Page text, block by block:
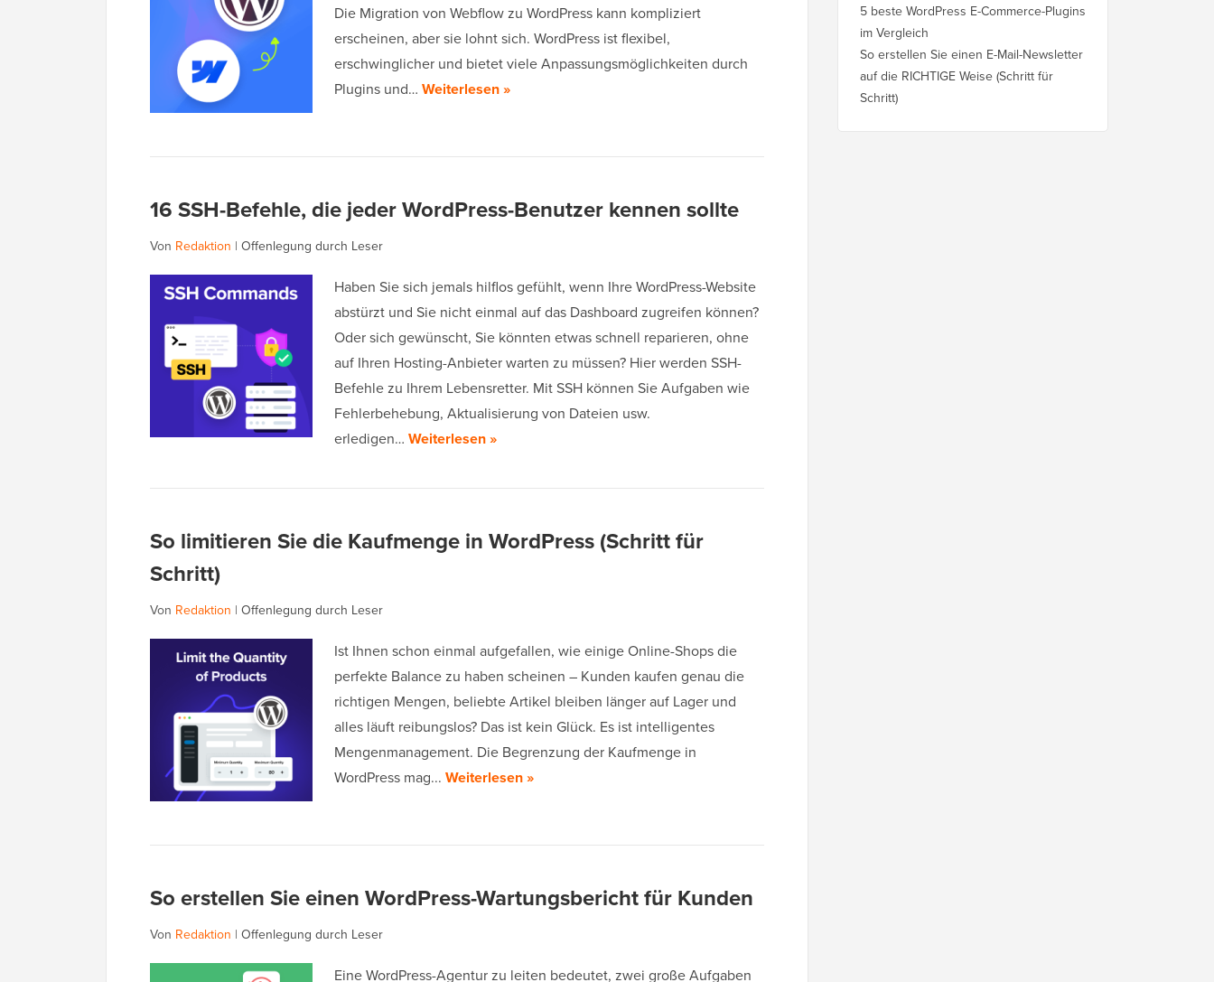
Die Migration von Webflow zu WordPress kann kompliziert
erscheinen, aber sie lohnt sich. WordPress ist flexibel,
erschwinglicher und bietet viele Anpassungsmöglichkeiten durch
Plugins und… Weiterlesen »
16 SSH-Befehle, die jeder WordPress-Benutzer kennen sollte
Von Redaktion | Offenlegung durch Leser
Haben Sie sich jemals hilflos gefühlt, wenn Ihre WordPress-Website
abstürzt und Sie nicht einmal auf das Dashboard zugreifen können?
Oder sich gewünscht, Sie könnten etwas schnell reparieren, ohne
auf Ihren Hosting-Anbieter warten zu müssen? Hier werden SSH-
Befehle zu Ihrem Lebensretter. Mit SSH können Sie Aufgaben wie
Fehlerbehebung, Aktualisierung von Dateien usw.
erledigen… Weiterlesen »
So limitieren Sie die Kaufmenge in WordPress (Schritt für
Schritt)
Von Redaktion | Offenlegung durch Leser
Ist Ihnen schon einmal aufgefallen, wie einige Online-Shops die
perfekte Balance zu haben scheinen – Kunden kaufen genau die
richtigen Mengen, beliebte Artikel bleiben länger auf Lager und
alles läuft reibungslos? Das ist kein Glück. Es ist intelligentes
Mengenmanagement. Die Begrenzung der Kaufmenge in
WordPress mag... Weiterlesen »
So erstellen Sie einen WordPress-Wartungsbericht für Kunden
Von Redaktion | Offenlegung durch Leser
Eine WordPress-Agentur zu leiten bedeutet, zwei große Aufgaben
5 beste WordPress E-Commerce-Plugins
im Vergleich
So erstellen Sie einen E-Mail-Newsletter
auf die RICHTIGE Weise (Schritt für
Schritt)